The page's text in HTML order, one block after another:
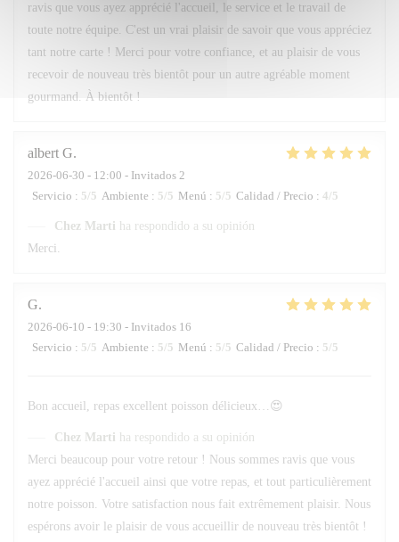
ravis que vous ayez apprécié l'accueil, le service et le travail de
toute notre équipe. C'est un vrai plaisir de savoir que vous appréciez
tant notre carte ! Merci pour votre confiance, et au plaisir de vous
recevoir de nouveau très bientôt pour un autre agréable moment
gourmand. À bientôt !
albert G
2026-06-30 - 12:00 - Invitados 2
Servicio : 5/5 Ambiente : 5/5 Menú : 5/5 Calidad / Precio : 4/5
Chez Marti ha respondido a su opinión
Merci.
G
2026-06-10 - 19:30 - Invitados 16
Servicio : 5/5 Ambiente : 5/5 Menú : 5/5 Calidad / Precio : 5/5
Bon accueil, repas excellent poisson délicieux…😍
Chez Marti ha respondido a su opinión
Merci beaucoup pour votre retour ! Nous sommes ravis que vous
ayez apprécié l'accueil ainsi que votre repas, et tout particulièrement
notre poisson. Votre satisfaction nous fait extrêmement plaisir. Nous
espérons avoir le plaisir de vous accueillir de nouveau très bientôt !